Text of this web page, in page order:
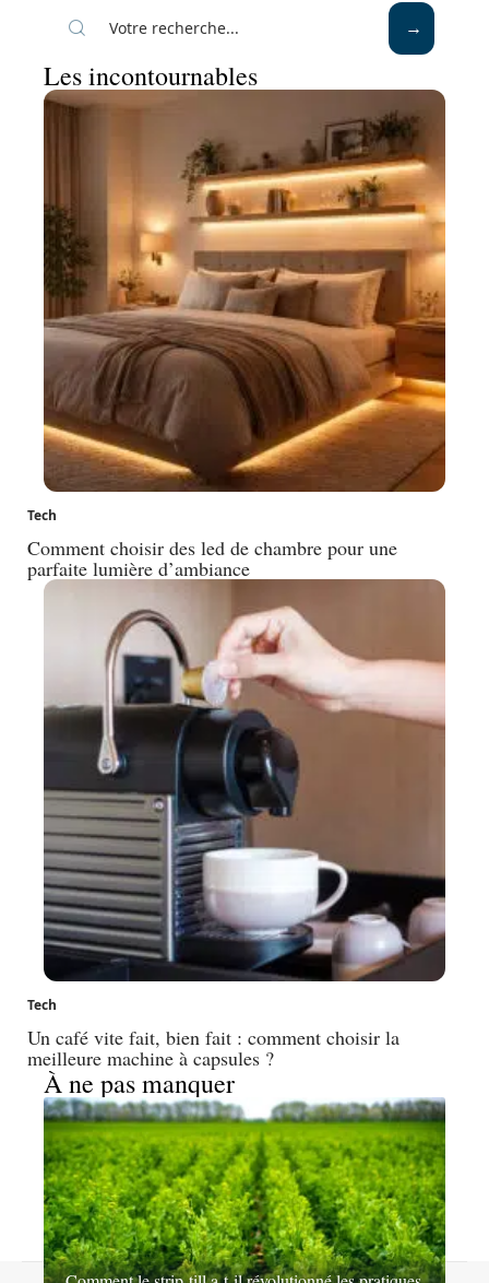
Les incontournables
Tech
Comment choisir des led de chambre pour une
parfaite lumière d’ambiance
Tech
Un café vite fait, bien fait : comment choisir la
meilleure machine à capsules ?
À ne pas manquer